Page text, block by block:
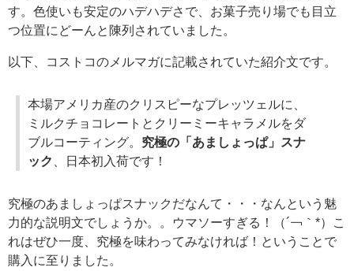
す。色使いも安定のハデハデさで、お菓子売り場でも目立
つ位置にどーんと陳列されていました。
以下、コストコのメルマガに記載されていた紹介文です。
本場アメリカ産のクリスピーなプレッツェルに、
ミルクチョコレートとクリーミーキャラメルをダ
ブルコーティング。 究極の「あましょっぱ」スナ
ック
、日本初入荷です！
究極のあましょっぱスナックだなんて・・・なんという魅
力的な説明文でしょうか。。ウマソーすぎる！（´￢｀*）こ
れはぜひ一度、究極を味わってみなければ！ということで
購入に至りました。